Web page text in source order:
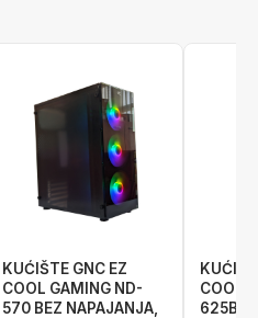
KUĆIŠTE GNC EZ
COOL GAMING ND-
570 BEZ NAPAJANJA,
COOL
625B